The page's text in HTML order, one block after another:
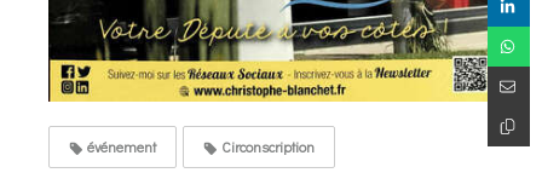
événement Circonscription